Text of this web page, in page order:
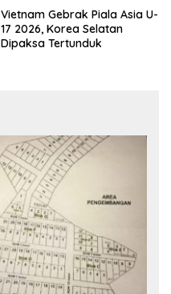
Vietnam Gebrak Piala Asia U-
17 2026, Korea Selatan
Dipaksa Tertunduk